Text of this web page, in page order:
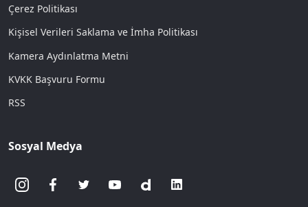
Çerez Politikası
Kişisel Verileri Saklama ve İmha Politikası
Kamera Aydınlatma Metni
KVKK Başvuru Formu
RSS
Sosyal Medya